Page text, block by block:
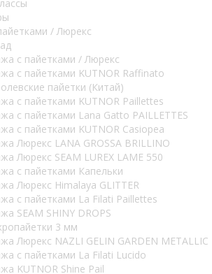
/ Люрекс
с пайетками / Люрекс
с пайетками KUTNOR Raffinato
пайетки (Китай)
с пайетками KUTNOR Paillettes
с пайетками Lana Gatto PAILLETTES
с пайетками KUTNOR Casiopea
Люрекс LANA GROSSA BRILLINO
Люрекс SEAM LUREX LAME 550
с пайетками Капельки
Люрекс Himalaya GLITTER
с пайетками La Filati Paillettes
SEAM SHINY DROPS
3 мм
Люрекс NAZLI GELIN GARDEN METALLIC
с пайетками La Filati Lucido
KUTNOR Shine Pail